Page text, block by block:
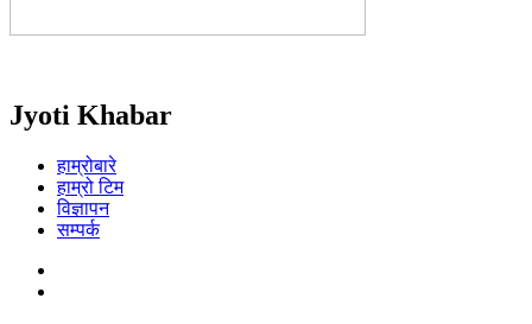
Jyoti Khabar
हाम्रोबारे
हाम्रो टिम
विज्ञापन
सम्पर्क